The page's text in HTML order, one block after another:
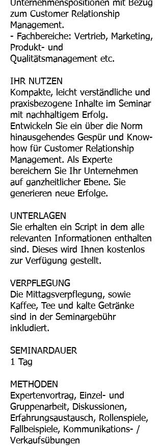
Unternehmenspositionen mit Bezug
zum Customer Relationship
Management.
- Fachbereiche: Vertrieb, Marketing,
Produkt- und
Qualitätsmanagement etc.
IHR NUTZEN
Kompakte, leicht verständliche und
praxisbezogene Inhalte im Seminar
mit nachhaltigem Erfolg.
Entwickeln Sie ein über die Norm
hinausgehendes Gespür und Know-
how für Customer Relationship
Management. Als Experte
bereichern Sie Ihr Unternehmen
auf ganzheitlicher Ebene. Sie
generieren neue Erfolge.
UNTERLAGEN
Sie erhalten ein Script in dem alle
relevanten Informationen enthalten
sind. Dieses wird Ihnen kostenlos
zur Verfügung gestellt.
VERPFLEGUNG
Die Mittagsverpflegung, sowie
Kaffee, Tee und kalte Getränke
sind in der Seminargebühr
inkludiert.
SEMINARDAUER
1 Tag
METHODEN
Expertenvortrag, Einzel- und
Gruppenarbeit, Diskussionen,
Erfahrungsaustausch, Rollenspiele,
Fallbeispiele, Kommunikations- /
Verkaufsübungen